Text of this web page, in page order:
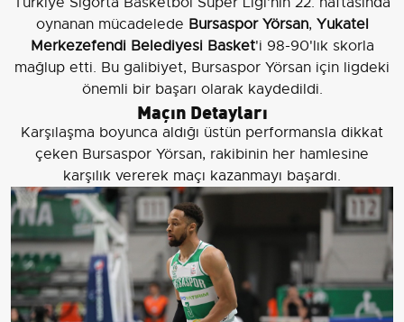
oynanan mücadelede Bursaspor Yörsan, Yukatel
Merkezefendi Belediyesi Basket'i 98-90'lık skorla
mağlup etti. Bu galibiyet, Bursaspor Yörsan için ligdeki
önemli bir başarı olarak kaydedildi.
Maçın Detayları
Karşılaşma boyunca aldığı üstün performansla dikkat
çeken Bursaspor Yörsan, rakibinin her hamlesine
karşılık vererek maçı kazanmayı başardı.